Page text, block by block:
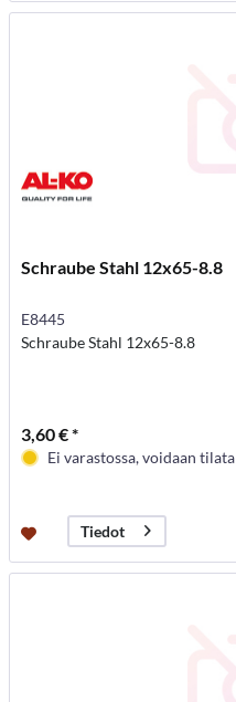
Schraube Stahl 12x65-8.8
E8445
Schraube Stahl 12x65-8.8
3,60 € *
Ei varastossa, voidaan tilata
Tiedot